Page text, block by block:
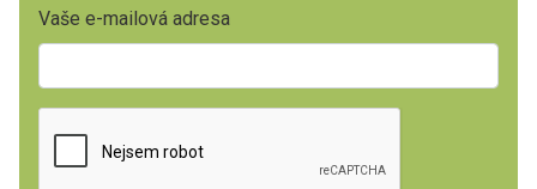
Vaše e-mailová adresa